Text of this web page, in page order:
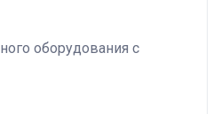
оборудования с